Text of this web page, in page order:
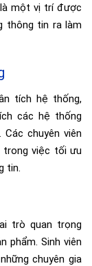
một vị trí được
thông tin ra làm
tích hệ thống,
các hệ thống
chuyên viên
việc tối ưu
tin.
trò quan trọng
phẩm. Sinh viên
chuyên gia